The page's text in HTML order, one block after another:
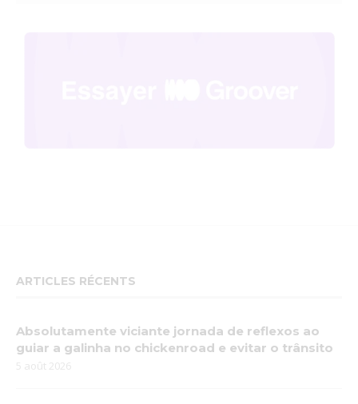
ARTICLES RÉCENTS
Absolutamente viciante jornada de reflexos ao
guiar a galinha no chickenroad e evitar o trânsito
5 août 2026